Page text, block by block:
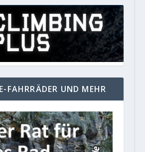
FAHRRÄDER UND MEHR